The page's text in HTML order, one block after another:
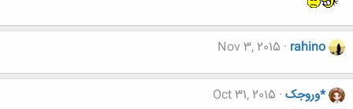
rahino
Nov 3, 2015
*وروجک Oct 31, 2015